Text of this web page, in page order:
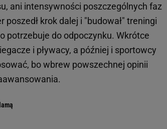
ani intensywności poszczególnych faz
krok dalej i "budował" treningi
potrzebuje do odpoczynku. Wkrótce
i pływacy, a później i sportowcy
bo wbrew powszechnej opinii